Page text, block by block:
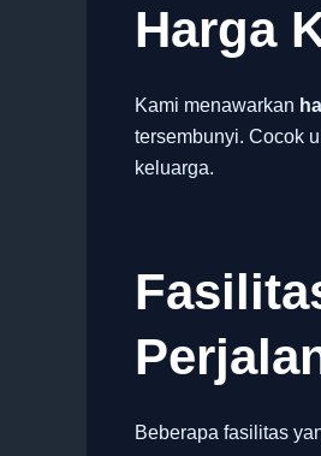
Harga
Kami menawarkan
tersembunyi. Cocok
keluarga.
Beberapa fasilitas